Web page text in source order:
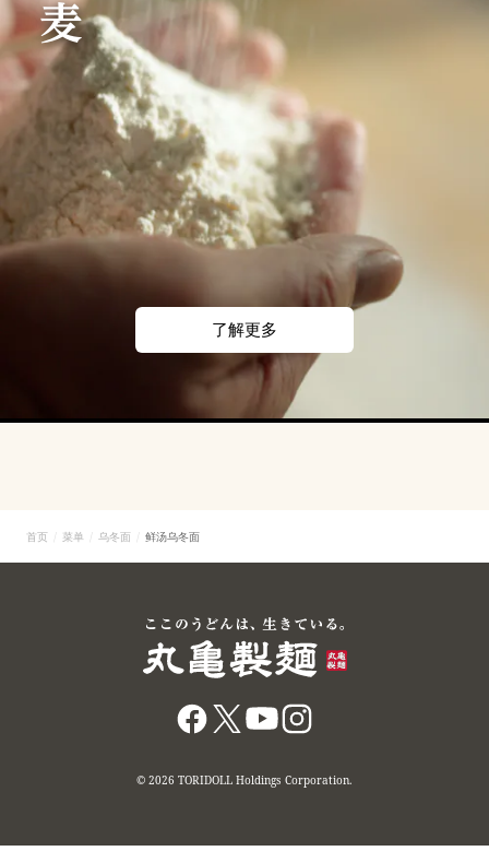
麦
了解更多
首页 菜单 乌冬面 鲜汤乌冬面
© 2026 TORIDOLL Holdings Corporation.